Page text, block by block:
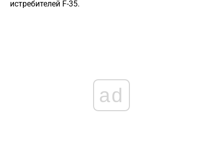
истребителей F-35.
ad